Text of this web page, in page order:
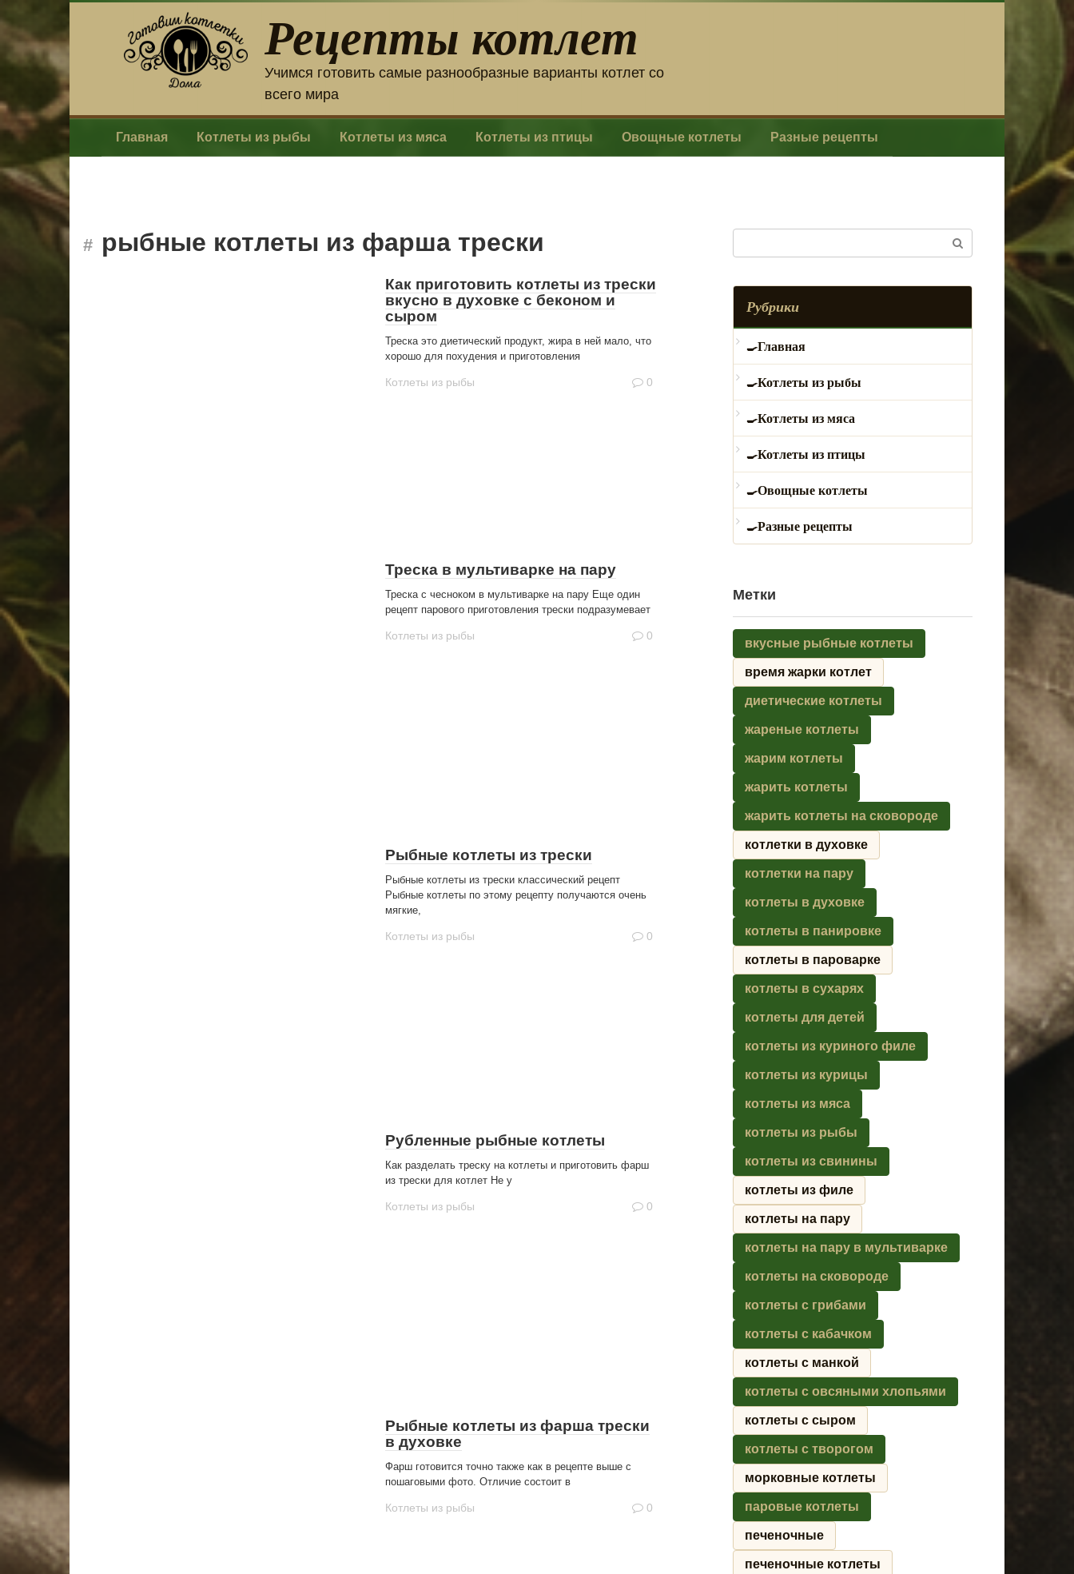
контенту
Рецепты котлет
Учимся готовить самые разнообразные варианты котлет со
всего мира
Главная Котлеты из рыбы Котлеты из мяса Котлеты из птицы Овощные котлеты Разные рецепты
рыбные котлеты из фарша трески
Как приготовить котлеты из трески
вкусно в духовке с беконом и
сыром
Треска это диетический продукт, жира в ней мало, что
хорошо для похудения и приготовления
Котлеты из рыбы 0
Треска в мультиварке на пару
Треска с чесноком в мультиварке на пару Еще один
рецепт парового приготовления трески подразумевает
Котлеты из рыбы 0
Рыбные котлеты из трески
Рыбные котлеты из трески классический рецепт
Рыбные котлеты по этому рецепту получаются очень
мягкие,
Котлеты из рыбы 0
Рубленные рыбные котлеты
Как разделать треску на котлеты и приготовить фарш
из трески для котлет Не у
Котлеты из рыбы 0
Рыбные котлеты из фарша трески
в духовке
Фарш готовится точно также как в рецепте выше с
пошаговыми фото. Отличие состоит в
Котлеты из рыбы 0
Рубрики
Главная
Котлеты из рыбы
Котлеты из мяса
Котлеты из птицы
Овощные котлеты
Разные рецепты
Метки
вкусные рыбные котлеты
время жарки котлет
диетические котлеты
жареные котлеты
жарим котлеты
жарить котлеты
жарить котлеты на сковороде
котлетки в духовке
котлетки на пару
котлеты в духовке
котлеты в панировке
котлеты в пароварке
котлеты в сухарях
котлеты для детей
котлеты из куриного филе
котлеты из курицы
котлеты из мяса
котлеты из рыбы
котлеты из свинины
котлеты из филе
котлеты на пару
котлеты на пару в мультиварке
котлеты на сковороде
котлеты с грибами
котлеты с кабачком
котлеты с манкой
котлеты с овсяными хлопьями
котлеты с сыром
котлеты с творогом
морковные котлеты
паровые котлеты
печеночные
печеночные котлеты